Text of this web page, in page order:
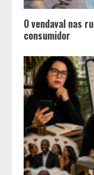
O vendaval nas
consumidor
2